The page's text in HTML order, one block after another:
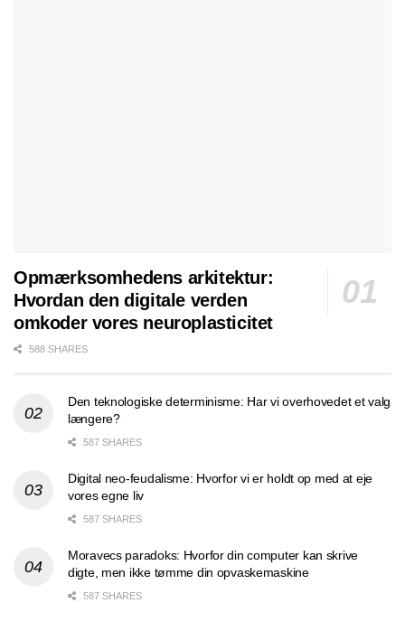
Opmærksomhedens arkitektur:
Hvordan den digitale verden
omkoder vores neuroplasticitet
588 SHARES
Den teknologiske determinisme: Har vi overhovedet et valg
længere?
587 SHARES
Digital neo-feudalisme: Hvorfor vi er holdt op med at eje
vores egne liv
587 SHARES
Moravecs paradoks: Hvorfor din computer kan skrive
digte, men ikke tømme din opvaskemaskine
587 SHARES